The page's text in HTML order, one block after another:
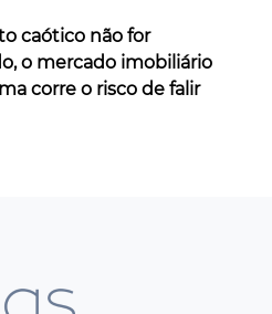
caótico não for
o mercado imobiliário
corre o risco de falir